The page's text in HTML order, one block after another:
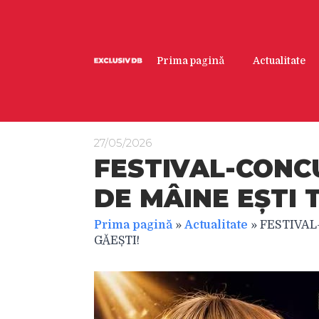
Prima pagină Actualitate
27/05/2026
FESTIVAL-
DE MÂINE EȘTI
Prima pagină » Actualitate »
GĂEȘTI!